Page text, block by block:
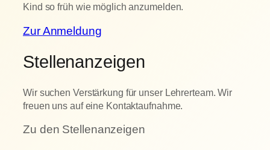
Kind so früh wie möglich anzumelden.
Zur Anmeldung
Stellenanzeigen
Wir suchen Verstärkung für unser Lehrerteam. Wir
freuen uns auf eine Kontaktaufnahme.
Zu den Stellenanzeigen